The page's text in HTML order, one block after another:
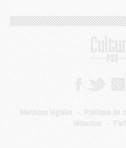
Mercato- L'agent de Mika Godts
Club- Quels numéros de maillot pour
- Un hommage prévu lors de
- Le PSG et le Barça ont
- Guéla Doué dans les listes
VENDREDI 31 JUILLET
Match
- Un diffuseur annoncé pour les deux
Mercato- Le transfert d'Akliouche au
- Un retour majeur dans le
Mentions légales - Politique de
rédaction -